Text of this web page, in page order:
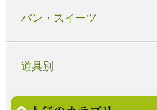
パン・スイーツ
道具別